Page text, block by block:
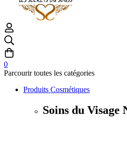
0
Parcourir toutes les catégories
Produits Cosmétiques
Soins du Visage